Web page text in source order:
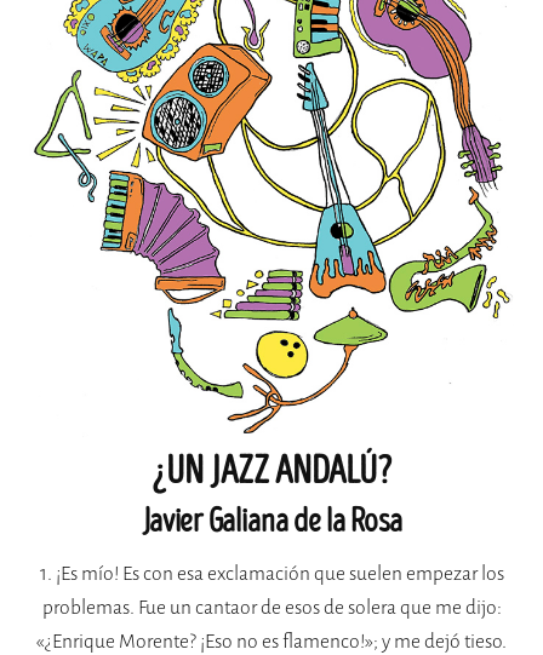
¿UN JAZZ ANDALÚ?
Javier Galiana de la Rosa
1. ¡Es mío! Es con esa exclamación que suelen empezar los
problemas. Fue un cantaor de esos de solera que me dijo:
«¿Enrique Morente? ¡Eso no es flamenco!»; y me dejó tieso.